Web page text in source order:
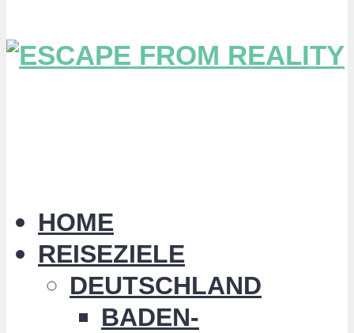
HOME
REISEZIELE
DEUTSCHLAND
BADEN-